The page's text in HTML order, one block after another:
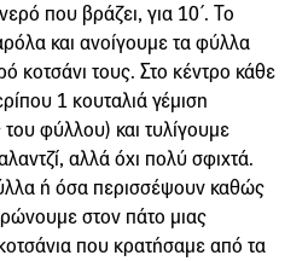
που βράζει, για 10΄. Το
και ανοίγουμε τα φύλλα
κοτσάνι τους. Στο κέντρο κάθε
1 κουταλιά γέμιση
φύλλου) και τυλίγουμε
αλλά όχι πολύ σφιχτά.
ή όσα περισσέψουν καθώς
στον πάτο μιας
που κρατήσαμε από τα